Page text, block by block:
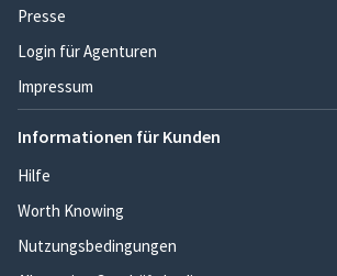
Presse
Login für Agenturen
Impressum
Informationen für Kunden
Hilfe
Worth Knowing
Nutzungsbedingungen